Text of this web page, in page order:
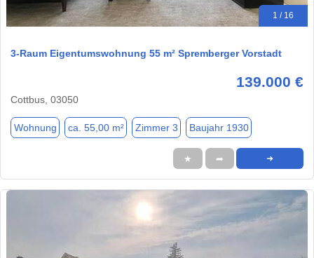
1 / 16
3-Raum Eigentumswohnung 55 m² Spremberger Vorstadt
139.000 €
Cottbus, 03050
Wohnung ca. 55,00 m² Zimmer 3 Baujahr 1930
★ ➦ ➜